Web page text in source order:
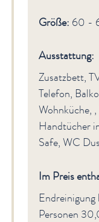
Größe: 60 -
Ausstattung:
Zusatzbett,
Telefon,
Wohnküche,
Handtücher
Safe, WC
Im Preis
Personen